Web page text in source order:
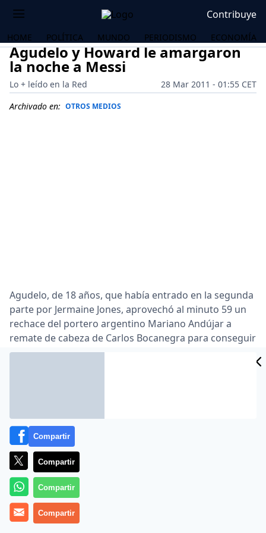
Contribuye
HOME POLÍTICA MUNDO PERIODISMO ECONOMÍA
Agudelo y Howard le amargaron
la noche a Messi
Lo + leído en la Red
28 Mar 2011 - 01:55 CET
Archivado en: OTROS MEDIOS
Agudelo, de 18 años, que había entrado en la segunda
parte por Jermaine Jones, aprovechó al minuto 59 un
rechace del portero argentino Mariano Andújar a
remate de cabeza de Carlos Bocanegra para conseguir
lo que iba a ser el definitivo empate a 1-1 … Argentina
Lea el artículo completo en
Compartir
Compartir
Compartir
Compartir